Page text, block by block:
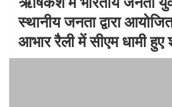
स्थानीय जनता द्वारा
आभार रैली में सीएम धामी हुए